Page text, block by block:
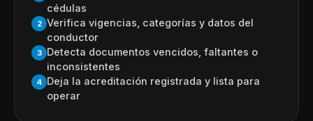
cédulas
2 Verifica vigencias, categorías y datos del
conductor
3
Detecta documentos vencidos, faltantes o
inconsistentes
4 Deja la acreditación registrada y lista para
operar